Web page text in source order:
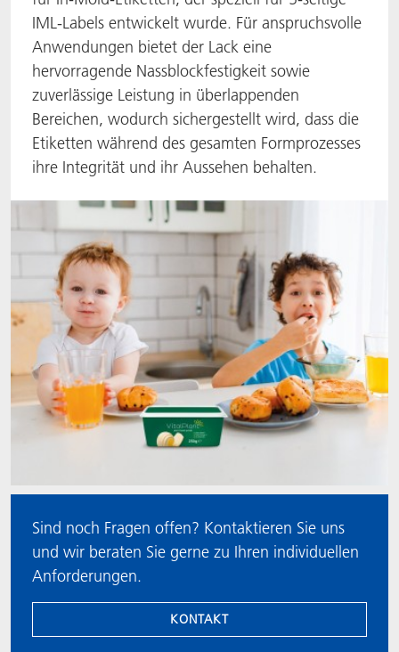
IML-Labels entwickelt wurde. Für anspruchsvolle
Anwendungen bietet der Lack eine
hervorragende Nassblockfestigkeit sowie
zuverlässige Leistung in überlappenden
Bereichen, wodurch sichergestellt wird, dass die
Etiketten während des gesamten Formprozesses
ihre Integrität und ihr Aussehen behalten.
Sind noch Fragen offen? Kontaktieren Sie uns
und wir beraten Sie gerne zu Ihren individuellen
Anforderungen.
KONTAKT
ACTNext
BlisterKote
FoodClass
FoodSafe
MotionCoat
PakSafe
PROVALIN
WESSCO
Let's ACT
FAQ
ACTEGA Rhenacoat
ACTEGA Schmid Rhyner